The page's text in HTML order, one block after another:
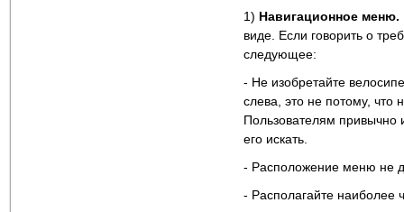
1) Навигационное меню.
виде. Если говорить о
следующее:
- Не изобретайте
слева, это не потому, что
Пользователям привычно
его искать.
- Расположение меню не
- Располагайте наиболее